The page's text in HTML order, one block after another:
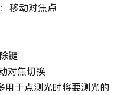
：移动对焦点
键
对焦切换
用于点测光时将要测光的